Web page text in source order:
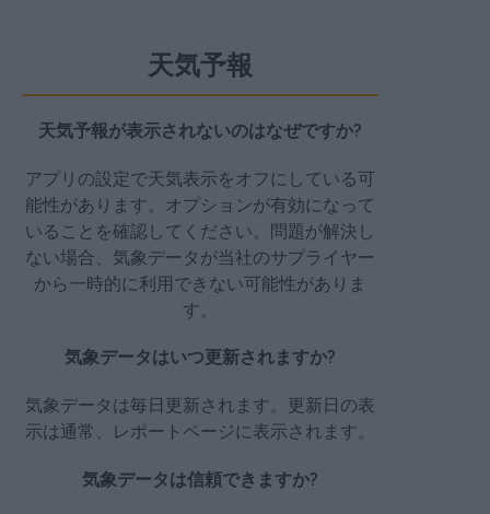
天気予報
天気予報が表示されないのはなぜですか?
アプリの設定で天気表示をオフにしている可
能性があります。オプションが有効になって
いることを確認してください。問題が解決し
ない場合、気象データが当社のサプライヤー
から一時的に利用できない可能性がありま
す。
気象データはいつ更新されますか?
気象データは毎日更新されます。更新日の表
示は通常、レポートページに表示されます。
気象データは信頼できますか?